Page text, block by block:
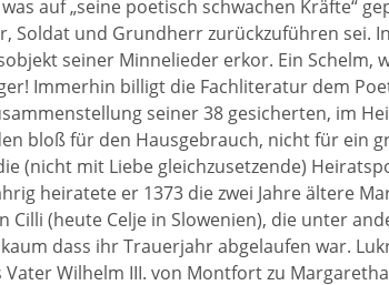
auf „seine poetisch schwachen Kräfte“
Soldat und Grundherr zurückzuführen sei.
seiner Minnelieder erkor. Ein Schelm,
Immerhin billigt die Fachliteratur dem
seiner 38 gesicherten, im
bloß für den Hausgebrauch, nicht für ein
(nicht mit Liebe gleichzusetzende)
heiratete er 1373 die zwei Jahre ältere
Cilli (heute Celje in Slowenien), die unter
dass ihr Trauerjahr abgelaufen war.
Wilhelm III. von Montfort zu